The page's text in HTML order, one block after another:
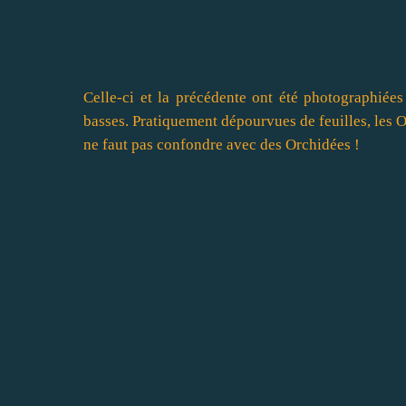
Celle-ci et la précédente ont été
basses. Pratiquement dépourvues de feuilles, les
ne faut pas confondre avec des Orchidées !